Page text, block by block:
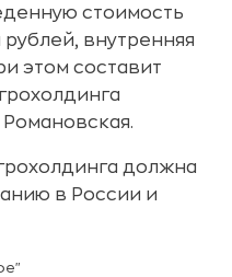
стоимость
внутренняя
этом составит
должна
в России и